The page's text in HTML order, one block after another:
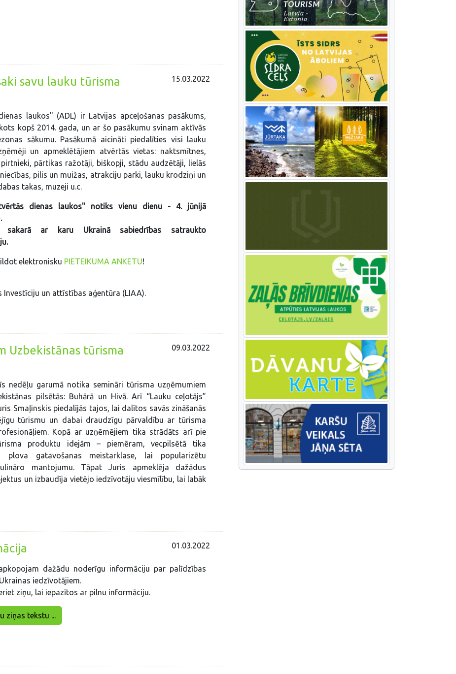
savu lauku tūrisma
15.03.2022
laukos" (ADL) ir Latvijas apceļošanas pasākums,
kopš 2014. gada, un ar šo pasākumu svinam aktīvās
sākumu. Pasākumā aicināti piedalīties visi lauku
un apmeklētājiem atvērtās vietas: naktsmītnes,
pārtikas ražotāji, biškopji, stādu audzētāji, lielās
pilis un muižas, atrakciju parki, lauku krodziņi un
takas, muzeji u.c.
dienas laukos" notiks vienu dienu - 4. jūnijā
sakarā ar karu Ukrainā sabiedrības satraukto
elektronisku PIETEIKUMA ANKETU!
Investīciju un attīstības aģentūra (LIAA).
Uzbekistānas tūrisma
09.03.2022
nedēļu garumā notika semināri tūrisma uzņēmumiem
pilsētās: Buhārā un Hivā. Arī “Lauku ceļotājs”
Smaļinskis piedalījās tajos, lai dalītos savās zināšanās
tūrismu un dabai draudzīgu pārvaldību ar tūrisma
Kopā ar uzņēmējiem tika strādāts arī pie
produktu idejām – piemēram, vecpilsētā tika
plova gatavošanas meistarklase, lai popularizētu
mantojumu. Tāpat Juris apmeklēja dažādus
un izbaudīja vietējo iedzīvotāju viesmīlību, lai labāk
01.03.2022
dažādu noderīgu informāciju par palīdzības
iedzīvotājiem.
ziņu, lai iepazītos ar pilnu informāciju.
ziņas tekstu ...